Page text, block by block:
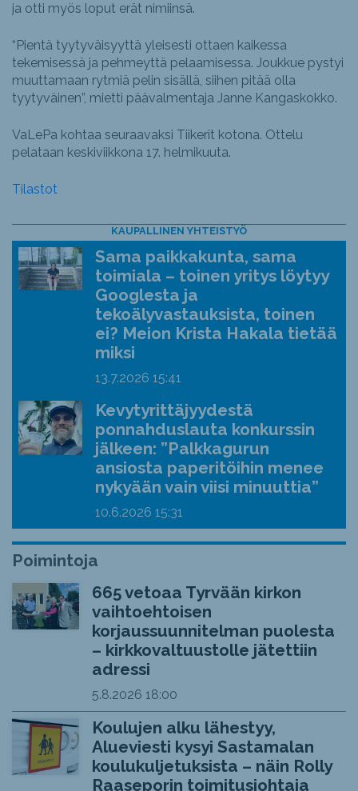
ja otti myös loput erät nimiinsä.
“Pientä tyytyväisyyttä yleisesti ottaen kaikessa
tekemisessä ja pehmeyttä pelaamisessa. Joukkue pystyi
muuttamaan rytmiä pelin sisällä, siihen pitää olla
tyytyväinen”, mietti päävalmentaja Janne Kangaskokko.
VaLePa kohtaa seuraavaksi Tiikerit kotona. Ottelu
pelataan keskiviikkona 17. helmikuuta.
Tilastot
KAUPALLINEN YHTEISTYÖ
Sama paikkakunta, sama
toimiala – toinen yritys löytyy
Googlesta ja
tekoälyvastauksista, toinen
ei? Meion Krista Hakala tietää
miksi
13.7.2026 15:41
Kevytyrittäjyydestä
ponnahduslauta konkurssin
jälkeen: ”Palkkagurun
ansiosta paperitöihin menee
nykyään vain viisi minuuttia”
10.6.2026 15:31
Poimintoja
665 vetoaa Tyrvään kirkon
vaihtoehtoisen
korjaussuunnitelman puolesta
– kirkkovaltuustolle jätettiin
adressi
5.8.2026 18:00
Koulujen alku lähestyy,
Alueviesti kysyi Sastamalan
koulukuljetuksista – näin Rolly
Raaseporin toimitusjohtaja